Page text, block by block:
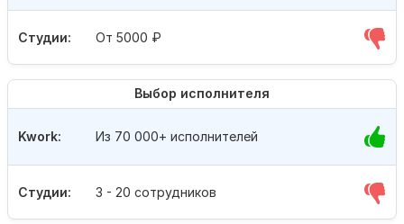
Студии: От 5000 ₽
Выбор исполнителя
Студии: 3 - 20 сотрудников
Kwork: Из 70 000+ исполнителей